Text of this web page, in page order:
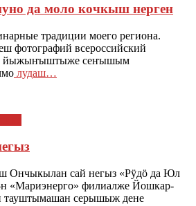
да моло кочкыш нерген
традиции моего региона.
фотографий всероссийский
йыжыҥыштыже сеҥышым
лудаш…
Ончыкылан сай негыз «Рӱдӧ да Юл
«Мариэнерго» филиалже Йошкар-
тауштымашан серышыж дене